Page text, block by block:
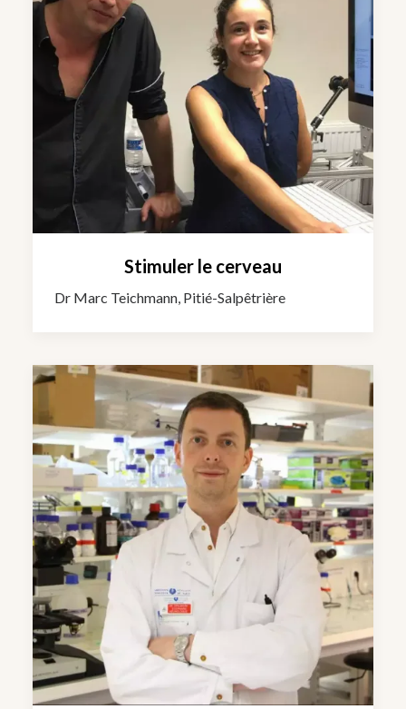
Stimuler le cerveau
Dr Marc Teichmann, Pitié-Salpêtrière